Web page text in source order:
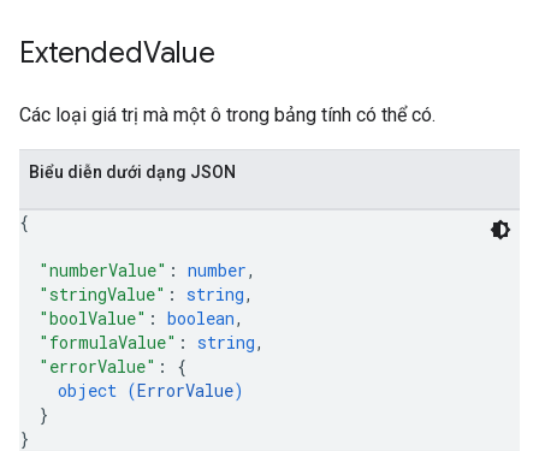
ExtendedValue
Các loại giá trị mà một ô trong bảng tính có thể có.
Biểu diễn dưới dạng JSON
{
"numberValue" : number,
"stringValue" : string,
"boolValue" : boolean,
"formulaValue" : string,
"errorValue" : {
object (ErrorValue)
}
}